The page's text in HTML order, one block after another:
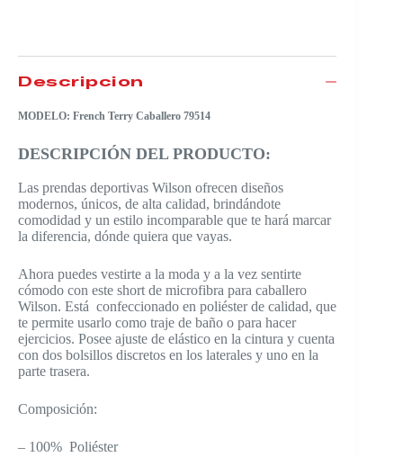
Descripción
MODELO: French Terry Caballero 79514
DESCRIPCIÓN DEL PRODUCTO:
Las prendas deportivas Wilson ofrecen diseños
modernos, únicos, de alta calidad, brindándote
comodidad y un estilo incomparable que te hará marcar
la diferencia, dónde quiera que vayas.
Ahora puedes vestirte a la moda y a la vez sentirte
cómodo con este short de microfibra para caballero
Wilson. Está confeccionado en poliéster de calidad, que
te permite usarlo como traje de baño o para hacer
ejercicios. Posee ajuste de elástico en la cintura y cuenta
con dos bolsillos discretos en los laterales y uno en la
parte trasera.
Composición:
– 100% Poliéster